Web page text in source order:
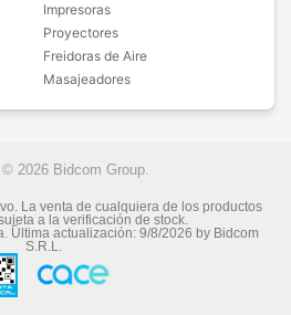
Impresoras
Proyectores
Freidoras de Aire
Masajeadores
2026 Bidcom Group.
La venta de cualquiera de los productos
a la verificación de stock.
Última actualización: 9/8/2026 by Bidcom
S.R.L.